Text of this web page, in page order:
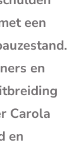
een
en
Carola
en